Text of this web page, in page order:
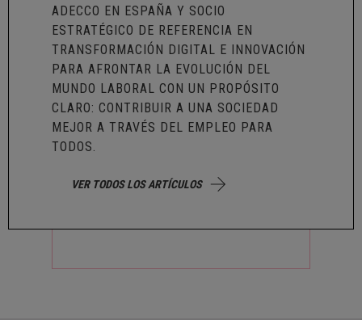
ADECCO EN ESPAÑA Y SOCIO
ESTRATÉGICO DE REFERENCIA EN
TRANSFORMACIÓN DIGITAL E INNOVACIÓN
PARA AFRONTAR LA EVOLUCIÓN DEL
MUNDO LABORAL CON UN PROPÓSITO
CLARO: CONTRIBUIR A UNA SOCIEDAD
MEJOR A TRAVÉS DEL EMPLEO PARA
TODOS.
VER TODOS LOS ARTÍCULOS